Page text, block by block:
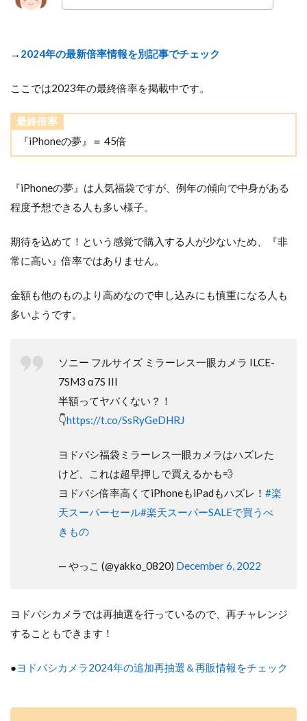
→ 2024年の最新倍率情報を別記事でチェック
ここでは2023年の最終倍率を掲載中です。
最終倍率
『iPhoneの夢』＝ 45倍
『iPhoneの夢』は人気福袋ですが、例年の傾向で中身がある
程度予想できる人も多い様子。
期待を込めて！という感覚で購入する人が少ないため、『非
常に高い』倍率ではありません。
金額も他のものより高めなので申し込みにも慎重になる人も
多いようです。
ソニー フルサイズ ミラーレス一眼カメラ ILCE-
7SM3 α7S III
半額ってヤバくない？！
👇https://t.co/SsRyGeDHRJ
ヨドバシ福袋ミラーレス一眼カメラはハズレた
けど、これは超早押しで買えるかも💨
ヨドバシ倍率高くてiPhoneもiPadもハズレ！ #楽
天スーパーセール#楽天スーパーSALEで買うべ
きもの
— やっこ (@yakko_0820) December 6, 2022
ヨドバシカメラでは再抽選を行っているので、再チャレンジ
することもできます！
●ヨドバシカメラ2024年の追加再抽選＆再販情報をチェック